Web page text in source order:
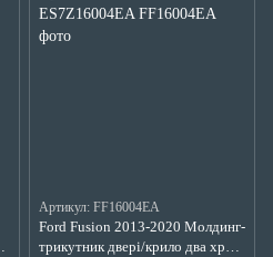
Артикул: FF16004EA
Ford Fusion 2013-2020 Молдинг-
трикутник двері/крило два хром